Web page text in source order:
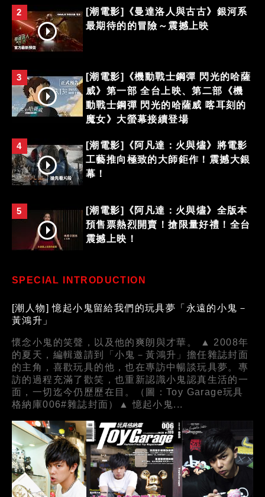
2
[潮電影]《曼達洛人與古古》銀河系
最期待的的冒險～震撼上映
3
[潮電影]《機動戰士鋼彈 閃光的哈薩
威》第一部 全台上映、第二部《機
動戰士鋼彈 閃光的哈薩威 喀耳刻的
魔女》大螢幕接續登場
4
[潮電影]《阿凡達：火與燼》將電影
工藝推向極致的大師鉅作！震撼大銀
幕！
5
[潮電影]《阿凡達：火與燼》全版本
預售票熱烈開賣！搶限量好禮！全台
震撼上映！
SPECIAL INTRODUCTION
[潮人物] 憶起小鬼留給我們的玩具夢「永遠的小鬼－
黃鴻升」
懷念小鬼的笑聲，以及他的爽朗與才華。 ▲ 2008年
的夏天，編輯邀請到「小鬼－黃鴻升」擔任雜誌封面
的主角，喜歡玩具的他，也在專訪中暢談玩具夢。專
訪的過程充滿了歡笑，也重新認識小鬼認真生活的一
面，一切迄今仍歷歷在目。（圖：Toy Garage玩具
格納庫006#雜誌封面）▲ 憶起小鬼...